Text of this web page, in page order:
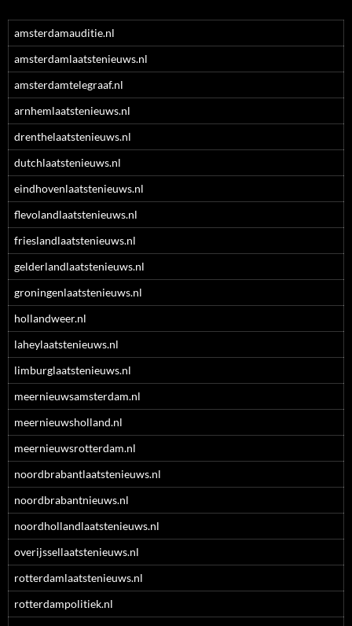
amsterdamauditie.nl
amsterdamlaatstenieuws.nl
amsterdamtelegraaf.nl
arnhemlaatstenieuws.nl
drenthelaatstenieuws.nl
dutchlaatstenieuws.nl
eindhovenlaatstenieuws.nl
flevolandlaatstenieuws.nl
frieslandlaatstenieuws.nl
gelderlandlaatstenieuws.nl
groningenlaatstenieuws.nl
hollandweer.nl
laheylaatstenieuws.nl
limburglaatstenieuws.nl
meernieuwsamsterdam.nl
meernieuwsholland.nl
meernieuwsrotterdam.nl
noordbrabantlaatstenieuws.nl
noordbrabantnieuws.nl
noordhollandlaatstenieuws.nl
overijssellaatstenieuws.nl
rotterdamlaatstenieuws.nl
rotterdampolitiek.nl